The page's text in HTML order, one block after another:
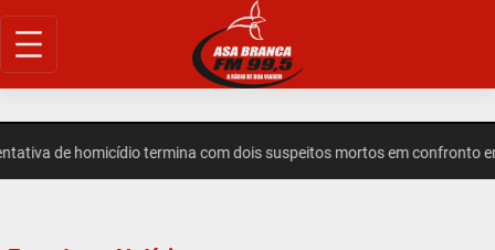
Pular
para
de homicídio termina com dois suspeitos mortos em confronto em